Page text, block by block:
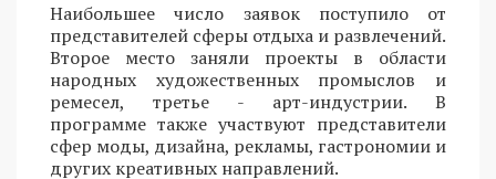
Наибольшее число заявок поступило от
представителей сферы отдыха и развлечений.
Второе место заняли проекты в области
народных художественных промыслов и
ремесел, третье - арт-индустрии. В
программе также участвуют представители
сфер моды, дизайна, рекламы, гастрономии и
других креативных направлений.